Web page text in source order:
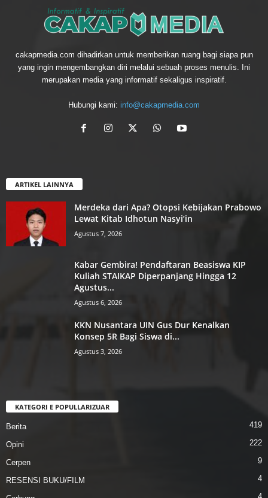
cakapmedia.com dihadirkan untuk memberikan ruang bagi siapa pun
yang ingin mengembangkan diri melalui sebuah proses menulis. Ini
merupakan media yang informatif sekaligus inspiratif.
Hubungi kami: info@cakapmedia.com
ARTIKEL LAINNYA
Merdeka dari Apa? Otopsi Kebijakan Prabowo
Lewat Kitab Idhotun Nasyi’in
Agustus 7, 2026
Kabar Gembira! Pendaftaran Beasiswa KIP
Kuliah STAIKAP Diperpanjang Hingga 12
Agustus...
Agustus 6, 2026
KKN Nusantara UIN Gus Dur Kenalkan
Konsep 5R Bagi Siswa di...
Agustus 3, 2026
KATEGORI E POPULLARIZUAR
Berita 419
Opini 222
Cerpen 9
RESENSI BUKU/FILM 4